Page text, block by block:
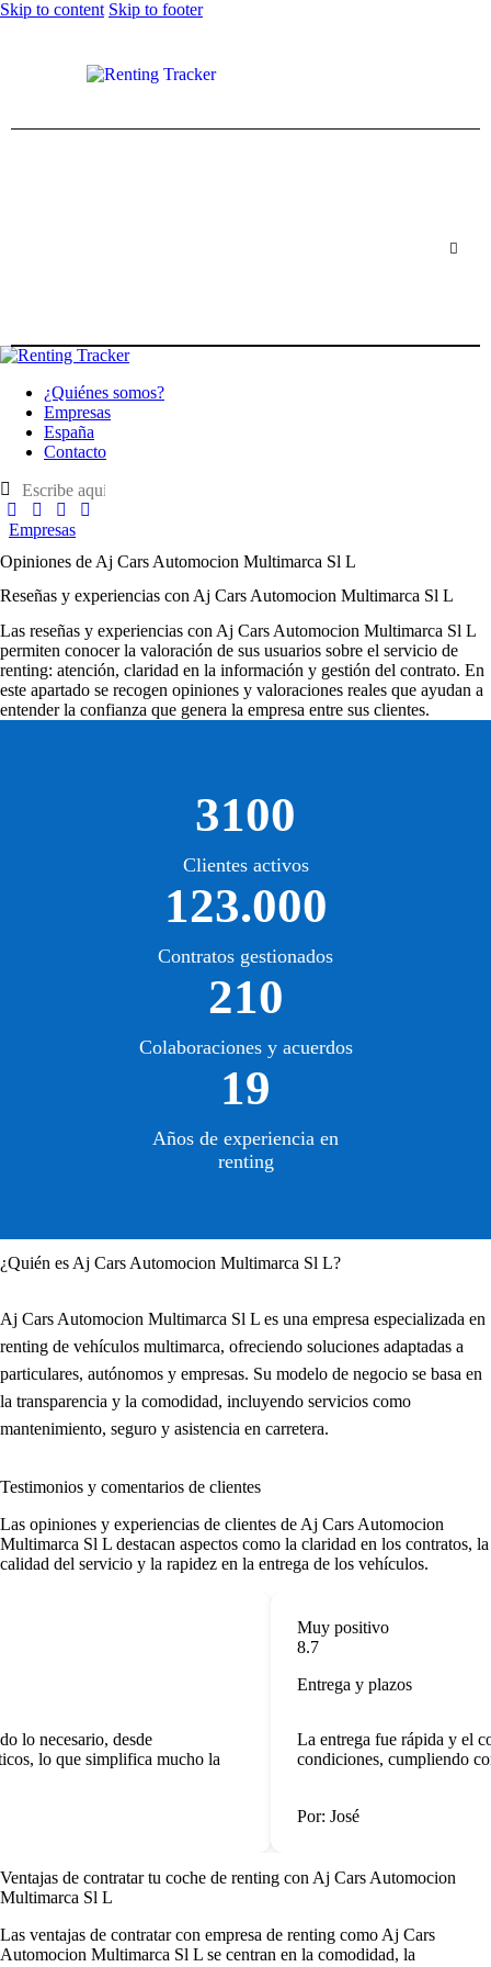
Skip to content Skip to footer
¿Quiénes somos?
Empresas
España
Contacto
Empresas
Opiniones de Aj Cars Automocion Multimarca Sl L
Reseñas y experiencias con Aj Cars Automocion Multimarca Sl L
Las reseñas y experiencias con Aj Cars Automocion Multimarca Sl L
permiten conocer la valoración de sus usuarios sobre el servicio de
renting: atención, claridad en la información y gestión del contrato. En
este apartado se recogen opiniones y valoraciones reales que ayudan a
entender la confianza que genera la empresa entre sus clientes.
3100
Clientes activos
123.000
Contratos gestionados
210
Colaboraciones y acuerdos
19
Años de experiencia en
renting
¿Quién es Aj Cars Automocion Multimarca Sl L?
Aj Cars Automocion Multimarca Sl L es una empresa especializada en
renting de vehículos multimarca, ofreciendo soluciones adaptadas a
particulares, autónomos y empresas. Su modelo de negocio se basa en
la transparencia y la comodidad, incluyendo servicios como
mantenimiento, seguro y asistencia en carretera.
Testimonios y comentarios de clientes
Las opiniones y experiencias de clientes de Aj Cars Automocion
Multimarca Sl L destacan aspectos como la claridad en los contratos, la
calidad del servicio y la rapidez en la entrega de los vehículos.
lo necesario, desde
lo que simplifica mucho la
Muy positivo
8.7
Entrega y plazos
La entrega fue rápida y el
condiciones, cumpliendo
Por: José
Ventajas de contratar tu coche de renting con Aj Cars Automocion
Multimarca Sl L
Las ventajas de contratar con empresa de renting como Aj Cars
Automocion Multimarca Sl L se centran en la comodidad, la